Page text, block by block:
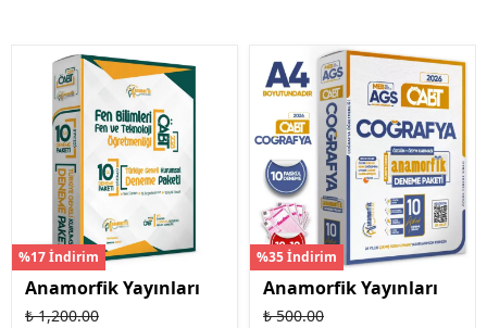
%17 İndirim
Anamorfik Yayınları
₺ 1,200.00
%35 İndirim
Anamorfik Yayınları
₺ 500.00